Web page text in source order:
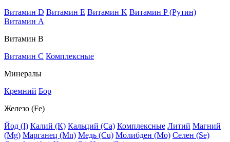
Витамин D Витамин E Витамин K Витамин P (Рутин)
Витамин А
Витамин В
Витамин C Комплексные
Минералы
Кремний Бор
Железо (Fe)
Йод (I) Калий (К) Кальций (Са) Комплексные Литий Магний
(Mg) Марганец (Mn) Медь (Сu) Молибден (Мо) Селен (Se)